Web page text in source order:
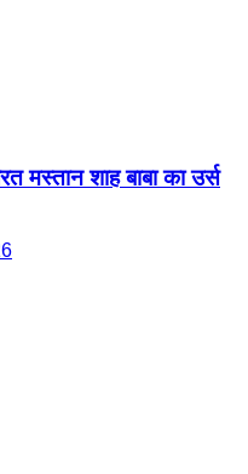
मस्तान शाह बाबा का उर्स